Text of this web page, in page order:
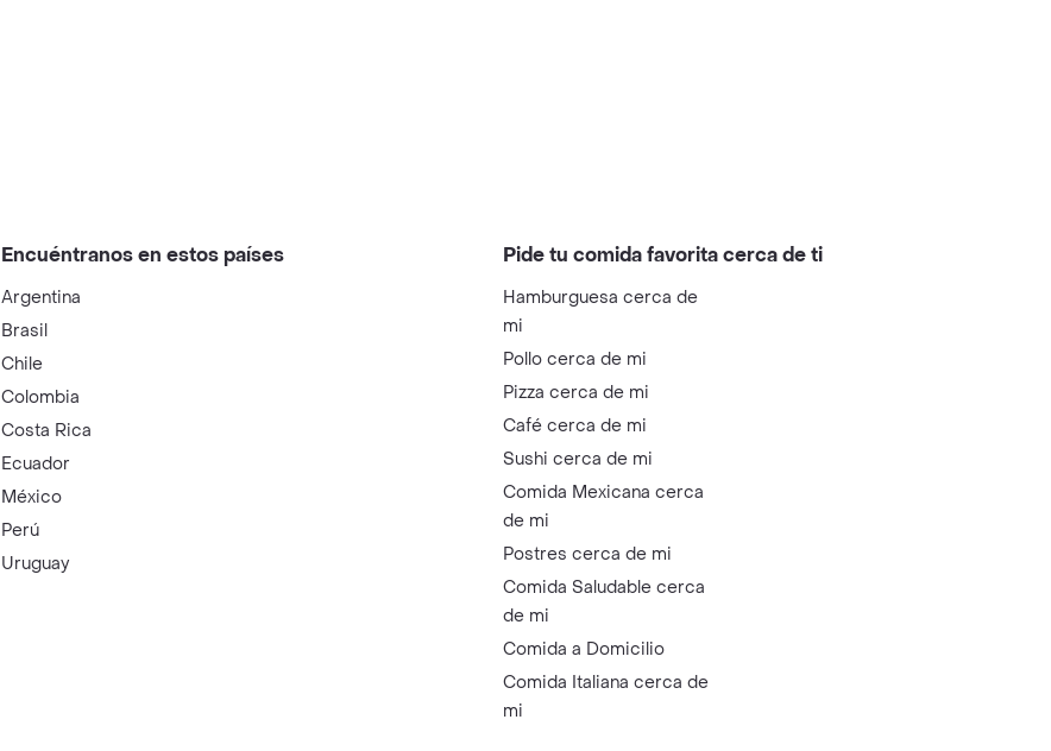
Encuéntranos en estos países
Argentina
Brasil
Chile
Colombia
Costa Rica
Ecuador
México
Perú
Uruguay
Pide tu comida favorita cerca de ti
Hamburguesa cerca de
mi
Pollo cerca de mi
Pizza cerca de mi
Café cerca de mi
Sushi cerca de mi
Comida Mexicana cerca
de mi
Postres cerca de mi
Comida Saludable cerca
de mi
Comida a Domicilio
Comida Italiana cerca de
mi